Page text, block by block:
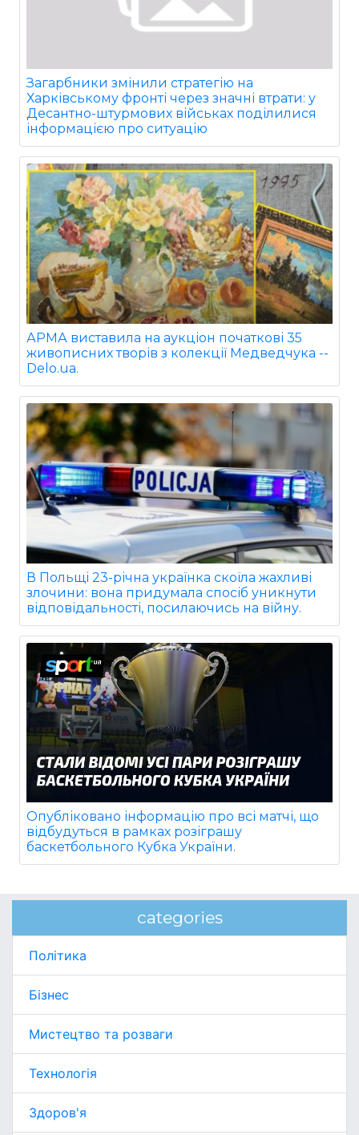
Загарбники змінили стратегію на
Харківському фронті через значні втрати: у
Десантно-штурмових військах поділилися
інформацією про ситуацію
АРМА виставила на аукціон початкові 35
живописних творів з колекції Медведчука --
Delo.ua.
В Польщі 23-річна українка скоїла жахливі
злочини: вона придумала спосіб уникнути
відповідальності, посилаючись на війну.
Опубліковано інформацію про всі матчі, що
відбудуться в рамках розіграшу
баскетбольного Кубка України.
categories
Політика
Бізнес
Мистецтво та розваги
Технологія
Здоров'я